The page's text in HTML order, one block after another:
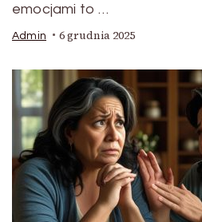
emocjami to …
Admin 6 grudnia 2025